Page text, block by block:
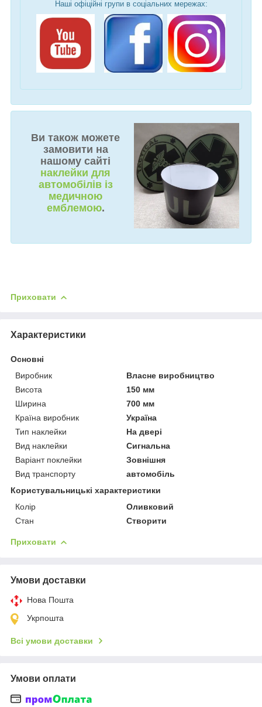
Наші офіційні групи в соціальних мережах:
Ви також можете
замовити на
нашому сайті
наклейки для
автомобілів із
медичною
емблемою.
Приховати
Характеристики
Основні
Виробник
Власне виробництво
Висота
150 мм
Ширина
700 мм
Країна виробник
Україна
Тип наклейки
На двері
Вид наклейки
Сигнальна
Варіант поклейки
Зовнішня
Вид транспорту
автомобіль
Користувальницькі характеристики
Колір
Оливковий
Стан
Створити
Приховати
Умови доставки
Нова Пошта
Укрпошта
Всі умови доставки
Умови оплати